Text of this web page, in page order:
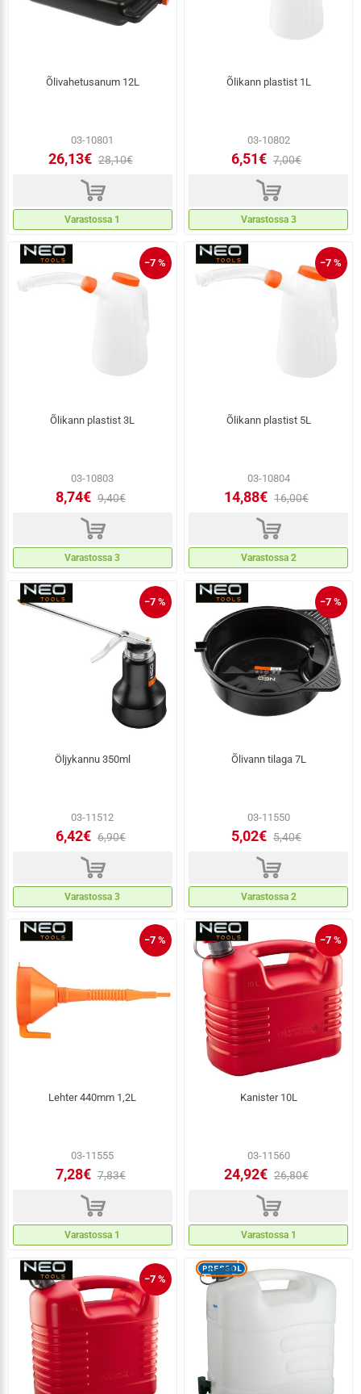
Õlivahetusanum 12L
03-10801
26,13€ 28,10€
d
Varastossa 1
Õlikann plastist 1L
03-10802
6,51€ 7,00€
d
Varastossa 3
−7 %
Õlikann plastist 3L
03-10803
8,74€ 9,40€
d
Varastossa 3
−7 %
Õlikann plastist 5L
03-10804
14,88€ 16,00€
d
Varastossa 2
−7 %
Öljykannu 350ml
03-11512
6,42€ 6,90€
d
Varastossa 3
−7 %
Õlivann tilaga 7L
03-11550
5,02€ 5,40€
d
Varastossa 2
−7 %
Lehter 440mm 1,2L
03-11555
7,28€ 7,83€
d
Varastossa 1
−7 %
Kanister 10L
03-11560
24,92€ 26,80€
d
Varastossa 1
−7 %